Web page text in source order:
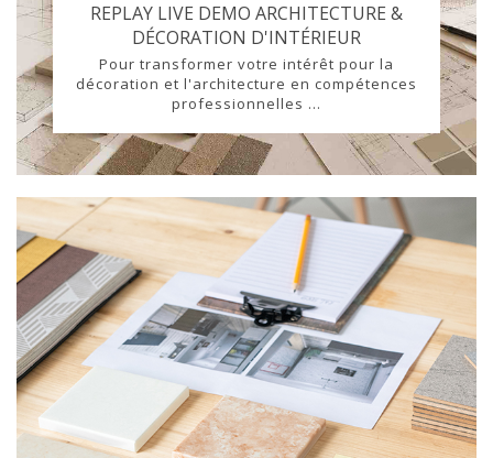
REPLAY LIVE DEMO ARCHITECTURE &
DÉCORATION D'INTÉRIEUR
Pour transformer votre intérêt pour la
décoration et l'architecture en compétences
professionnelles ...